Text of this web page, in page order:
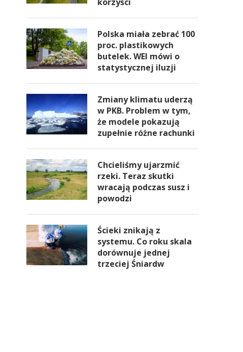
Polska miała zebrać 100
proc. plastikowych
butelek. WEI mówi o
statystycznej iluzji
Zmiany klimatu uderzą
w PKB. Problem w tym,
że modele pokazują
zupełnie różne rachunki
Chcieliśmy ujarzmić
rzeki. Teraz skutki
wracają podczas susz i
powodzi
Ścieki znikają z
systemu. Co roku skala
dorównuje jednej
trzeciej Śniardw